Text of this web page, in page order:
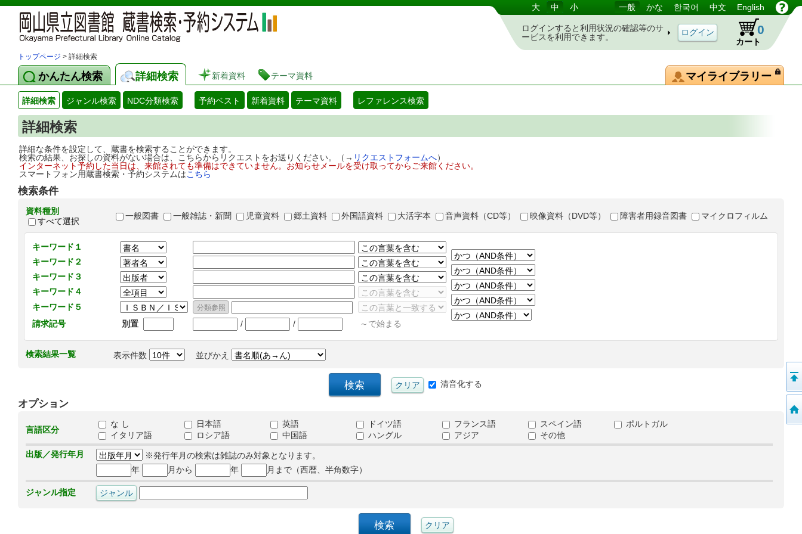
岡山県立図書館 蔵書検索・予約システム 大 中 小 一般 かな 한국어 中文 English
ログインすると利用状況の確認等のサ
ービスを利用できます。
カート
0
トップページ > 詳細検索
かんたん検索 詳細検索 新着資料 テーマ資料 マイライブラリー
詳細検索 ジャンル検索 NDC分類検索 予約ベスト 新着資料 テーマ資料 レファレンス検索
詳細検索
詳細な条件を設定して、蔵書を検索することができます。
検索の結果、お探しの資料がない場合は、こちらからリクエストをお送りください。（→ リクエストフォームへ）
インターネット予約した当日は、来館されても準備はできていません。お知らせメールを受け取ってからご来館ください。
スマートフォン用蔵書検索・予約システムはこちら
検索条件
資料種別
すべて選択
一般図書 一般雑誌・新聞 児童資料 郷土資料 外国語資料 大活字本 音声資料（CD等） 映像資料（DVD等） 障害者用録音図書 マイクロフィルム
キーワード１
キーワード２
キーワード３
キーワード４
キーワード５
請求記号
別置 / / ～で始まる
検索結果一覧 表示件数 並びかえ
清音化する
オプション
言語区分
な し 日本語 英語 ドイツ語 フランス語 スペイン語
ポルトガル
イタリア語
ロシア語 中国語 ハングル アジア
その他
出版／発行年月
※発行年月の検索は雑誌のみ対象となります。
年
月から 年 月まで（西暦、半角数字）
ジャンル指定